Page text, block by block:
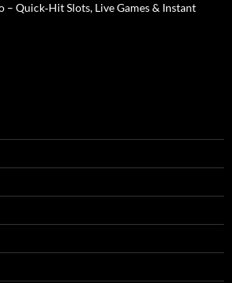
– Quick‑Hit Slots, Live Games & Instant